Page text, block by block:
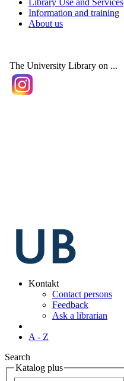
Library Use and Services
Information and training
About us
The University Library on ...
Kontakt
Contact persons
Feedback
Ask a librarian
A - Z
Search
Katalog plus